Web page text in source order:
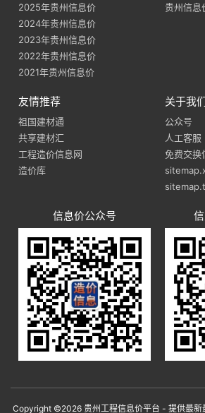
2025年贵州信息价
2024年贵州信息价
2023年贵州信息价
2022年贵州信息价
2021年贵州信息价
贵州信息
友情推荐
祖国建材通
共享建材汇
工程造价信息网
造价库
关于我
公众号
人工客服
免费交换
信息价公众号
Copyright ©2026 贵州工程信息价平台 - 提供最新